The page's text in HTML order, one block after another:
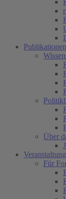
Publikationen
Über
Für